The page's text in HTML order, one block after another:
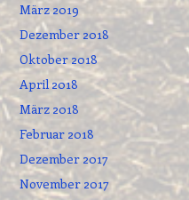
März 2019
Dezember 2018
Oktober 2018
April 2018
März 2018
Februar 2018
Dezember 2017
November 2017